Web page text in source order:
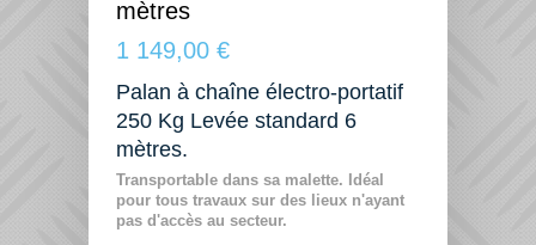
mètres
1 149,00 €
Palan à chaîne électro-portatif
250 Kg Levée standard 6
mètres.
Transportable dans sa malette. Idéal
pour tous travaux sur des lieux n'ayant
pas d'accès au secteur.